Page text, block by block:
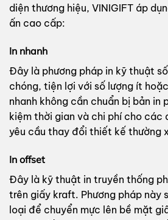
diện thương hiệu, VINIGIFT áp
ấn cao cấp:
In nhanh
Đây là phương pháp in kỹ thuật
chóng, tiện lợi với số lượng ít
nhanh không cần chuẩn bị bản in
kiệm thời gian và chi phí cho các
yêu cầu thay đổi thiết kế thường
In offset
Đây là kỹ thuật in truyền thống
trên giấy kraft. Phương pháp này
loại để chuyển mực lên bề mặt